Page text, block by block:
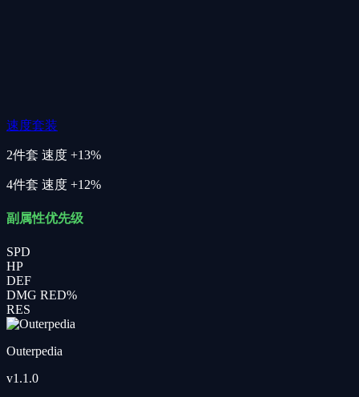
速度套装
2件套 速度 +13%
4件套 速度 +12%
副属性优先级
SPD
HP
DEF
DMG RED%
RES
Outerpedia
v1.1.0